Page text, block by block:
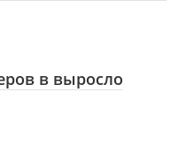
в выросло